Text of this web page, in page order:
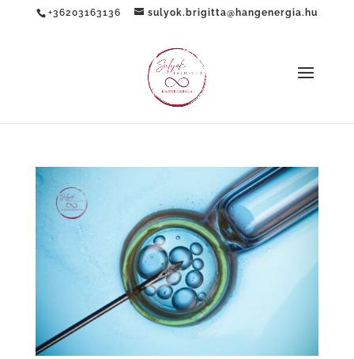
+36203163136 sulyok.brigitta@hangenergia.hu